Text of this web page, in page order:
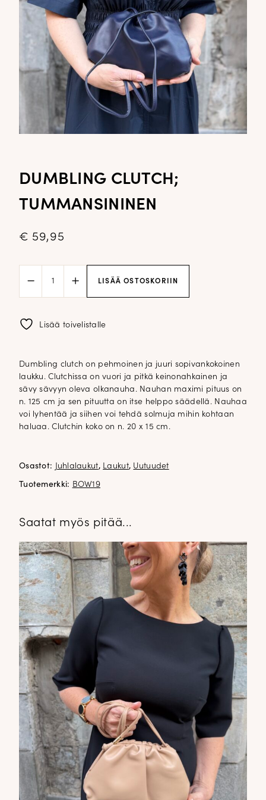
DUMBLING CLUTCH;
TUMMANSININEN
€ 59,95
clutch;
tummansininen
LISÄÄ OSTOSKORIIN
Lisää toivelistalle
Dumbling clutch on pehmoinen ja juuri sopivankokoinen
laukku. Clutchissa on vuori ja pitkä keinonahkainen ja
sävy sävyyn oleva olkanauha. Nauhan maximi pituus on
n. 125 cm ja sen pituutta on itse helppo säädellä. Nauhaa
voi lyhentää ja siihen voi tehdä solmuja mihin kohtaan
haluaa. Clutchin koko on n. 20 x 15 cm.
Osastot: Juhlalaukut, Laukut, Uutuudet
Tuotemerkki: BOW19
Saatat myös pitää...